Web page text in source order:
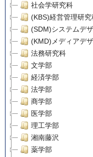
社会学研究科
(KBS)経営管理研究
(SDM)システムデ
(KMD)メディアデ
法務研究科
文学部
経済学部
法学部
商学部
医学部
理工学部
湘南藤沢
薬学部